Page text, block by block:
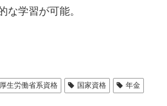
な学習が可能。
厚生労働省系資格 国家資格 年金